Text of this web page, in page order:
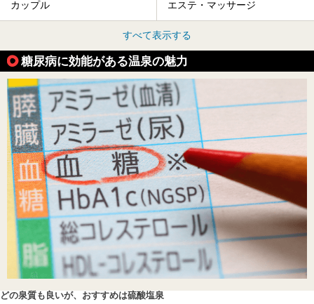
カップル エステ・マッサージ
すべて表示する
糖尿病に効能がある温泉の魅力
どの泉質も良いが、おすすめは硫酸塩泉